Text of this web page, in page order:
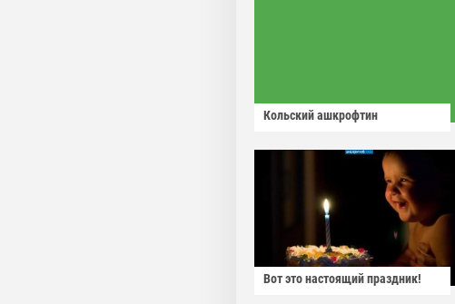
Кольский ашкрофтин
Вот это настоящий праздник!